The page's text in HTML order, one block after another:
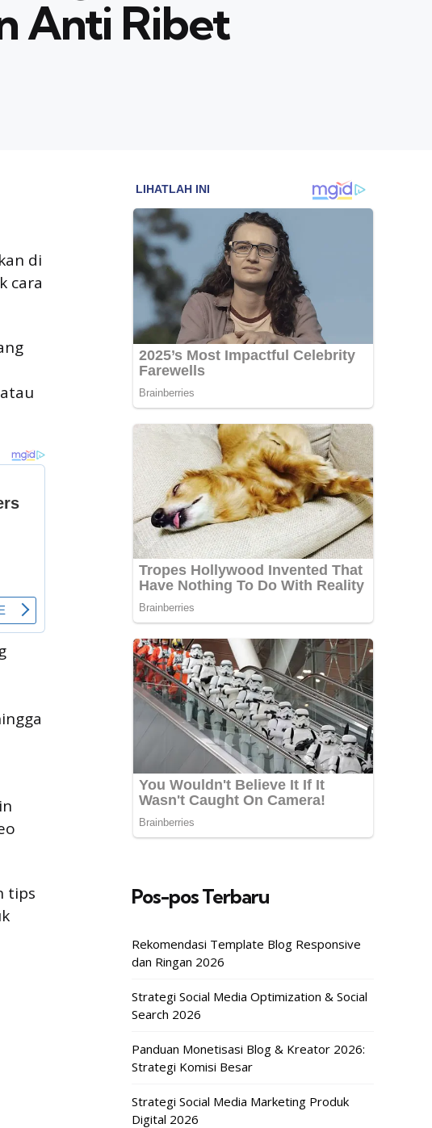
Anti Ribet
di
cara
tips
Pos-pos Terbaru
Rekomendasi Template Blog Responsive
dan Ringan 2026
Strategi Social Media Optimization & Social
Search 2026
Panduan Monetisasi Blog & Kreator 2026:
Strategi Komisi Besar
Strategi Social Media Marketing Produk
Digital 2026